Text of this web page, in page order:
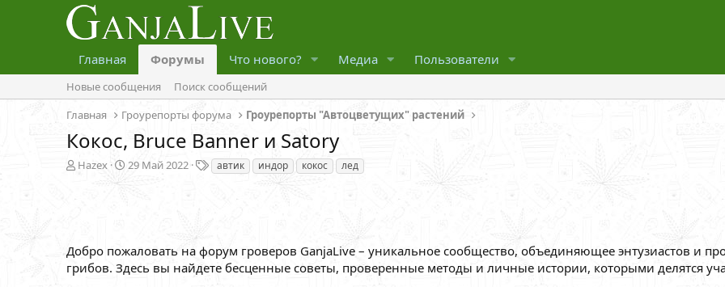
Главная Форумы Что нового? Медиа Пользователи
Новые сообщения
Поиск сообщений
Главная
Гроурепорты форума Гроурепорты "Автоцветущих" растений
Кокос, Bruce Banner и Satory
А
е
м
Hazex
Д
ч
а
29 Май 2022
Т
е
автик индор кокос лед
Добро пожаловать на форум гроверов GanjaLive – уникальное сообщество, объединяющее энтузиастов и
грибов. Здесь вы найдете бесценные советы, проверенные методы и личные истории, которыми делятся